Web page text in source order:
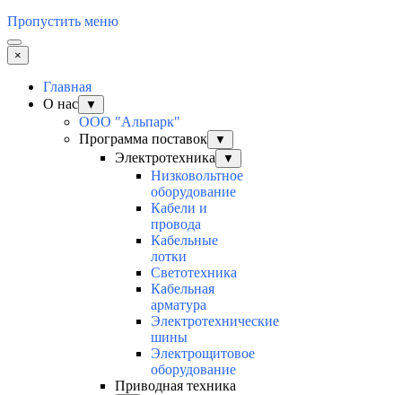
Пропустить меню
×
Главная
О нас
▼
ООО "Альпарк"
Программа поставок
▼
Электротехника ▼
Низковольтное
оборудование
Кабели и
провода
Кабельные
лотки
Светотехника
Кабельная
арматура
Электротехнические
шины
Электрощитовое
оборудование
Приводная техника